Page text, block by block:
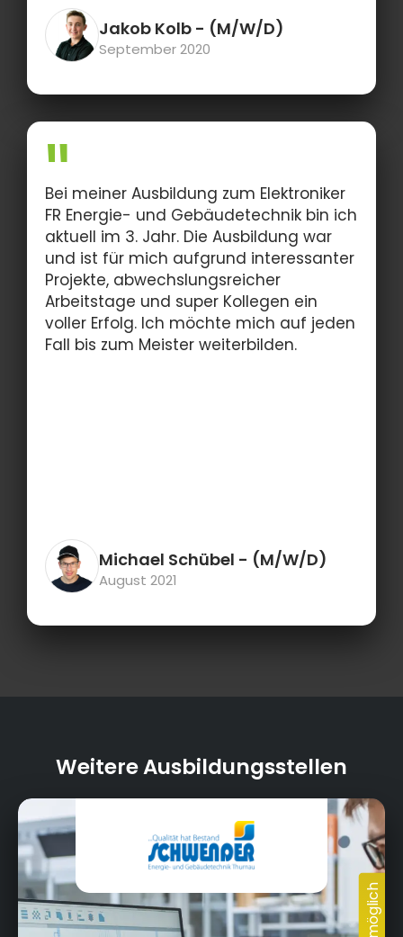
Jakob Kolb - (M/W/D)
September 2020
Bei meiner Ausbildung zum Elektroniker
FR Energie- und Gebäudetechnik bin ich
aktuell im 3. Jahr. Die Ausbildung war
und ist für mich aufgrund interessanter
Projekte, abwechslungsreicher
Arbeitstage und super Kollegen ein
voller Erfolg. Ich möchte mich auf jeden
Fall bis zum Meister weiterbilden.
Michael Schübel - (M/W/D)
August 2021
Weitere Ausbildungsstellen